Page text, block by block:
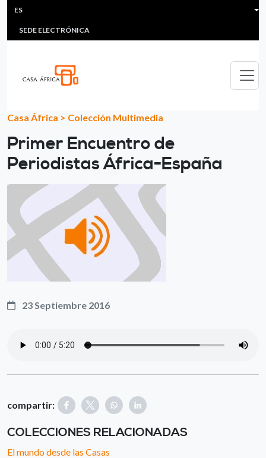
Pasar al contenido principal
HEADER MENU
MULTIMEDIA
SEDE ELECTRÓNICA
ES
Casa África > Colección Multimedia
Primer Encuentro de
Periodistas África-España
23 Septiembre 2016
compartir:
COLECCIONES RELACIONADAS
El mundo desde las Casas